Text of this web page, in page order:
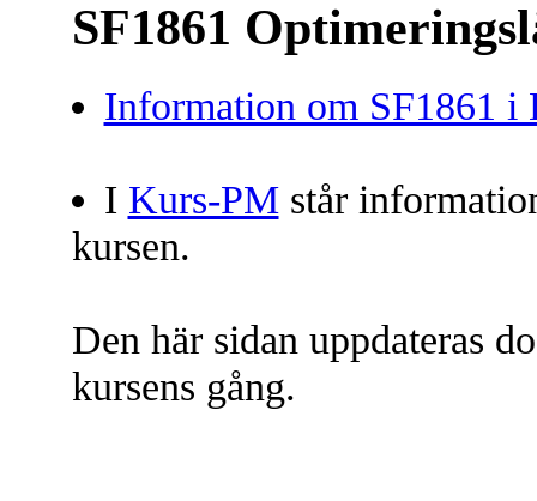
SF1861
Information om SF1861 i
I Kurs-PMstår
kursen.
Den här sidan uppdateras
kursens gång.